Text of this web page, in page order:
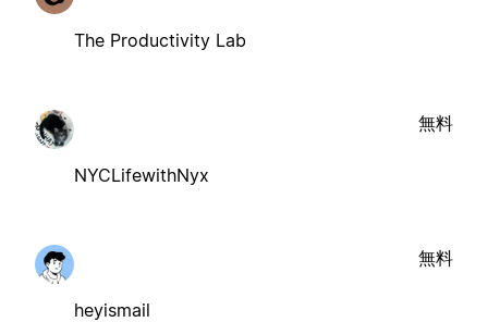
The Productivity Lab
NYCLifewithNyx
無料
heyismail
無料